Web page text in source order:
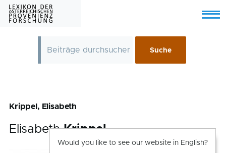
Skip to main content
Menu
Krippel, Elisabeth
ElisabethKrippel
Would you like to see our website in English?